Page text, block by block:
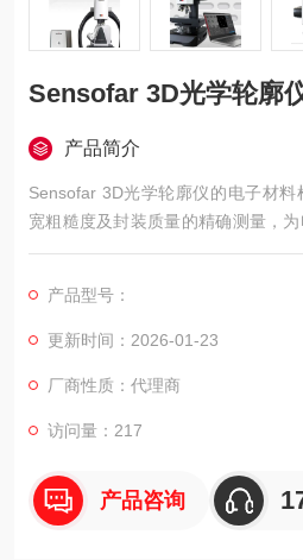
Sensofar 3D光学轮廓
产品简介
Sensofar 3D光学轮廓仪的电子材
宽粗糙度及封装质量的精确测量，为
评估提供支撑。
产品型号：
更新时间：2026-01-23
厂商性质：代理商
访问量：217
产品咨询